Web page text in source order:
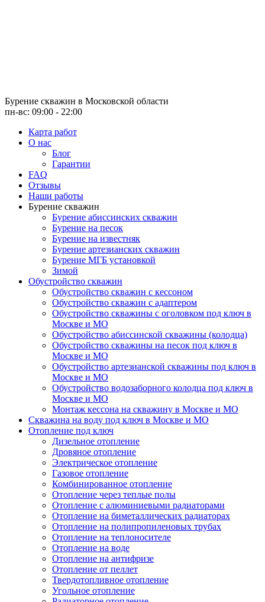
Бурение скважин в Московской области
пн-вс: 09:00 - 22:00
Карта работ
О нас
Блог
Гарантии
FAQ
Отзывы
Наши работы
Бурение скважин
Бурение абиссинских скважин
Бурение на песок
Бурение на известняк
Бурение артезианских скважин
Бурение МГБ установкой
Зимой
Обустройство скважин
Обустройство скважин с кессоном
Обустройство скважин с адаптером
Обустройство скважины с оголовком под ключ в
Москве и МО
Обустройство абиссинской скважины (колодца)
Обустройство скважины на песок под ключ в
Москве и МО
Обустройство артезианской скважины под ключ в
Москве и МО
Обустройство водозаборного колодца под ключ в
Москве и МО
Монтаж кессона на скважину в Москве и МО
Скважина на воду под ключ в Москве и МО
Отопление под ключ
Дизельное отопление
Дровяное отопление
Электрическое отопление
Газовое отопление
Комбинированное отопление
Отопление через теплые полы
Отопление с алюминиевыми радиаторами
Отопление на биметаллических радиаторах
Отопление на полипропиленовых трубах
Отопление на теплоносителе
Отопление на воде
Отопление на антифризе
Отопление от пеллет
Твердотопливное отопление
Угольное отопление